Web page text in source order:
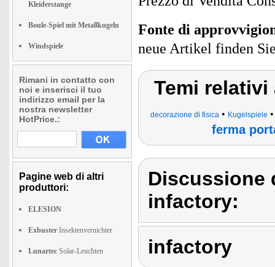
Kleiderstange
Boule-Spiel mit Metallkugeln
Windspiele
Rimani in contatto con
noi e inserisci il tuo
indirizzo email per la
nostra newsletter
HotPrice.:
Pagine web di altri
produttori:
ELESION
Exbuster Insektenvernichter
Lunartec Solar-Leuchten
Fonte di
neue Artikel finden
Temi
decorazione di fisica • Kugelspiele
ferma
Discussione
infactory:
infactory